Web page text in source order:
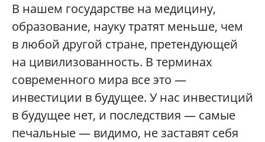
В нашем государстве на медицину,
образование, науку тратят меньше, чем
в любой другой стране, претендующей
на цивилизованность. В терминах
современного мира все это —
инвестиции в будущее. У нас инвестиций
в будущее нет, и последствия — самые
печальные — видимо, не заставят себя